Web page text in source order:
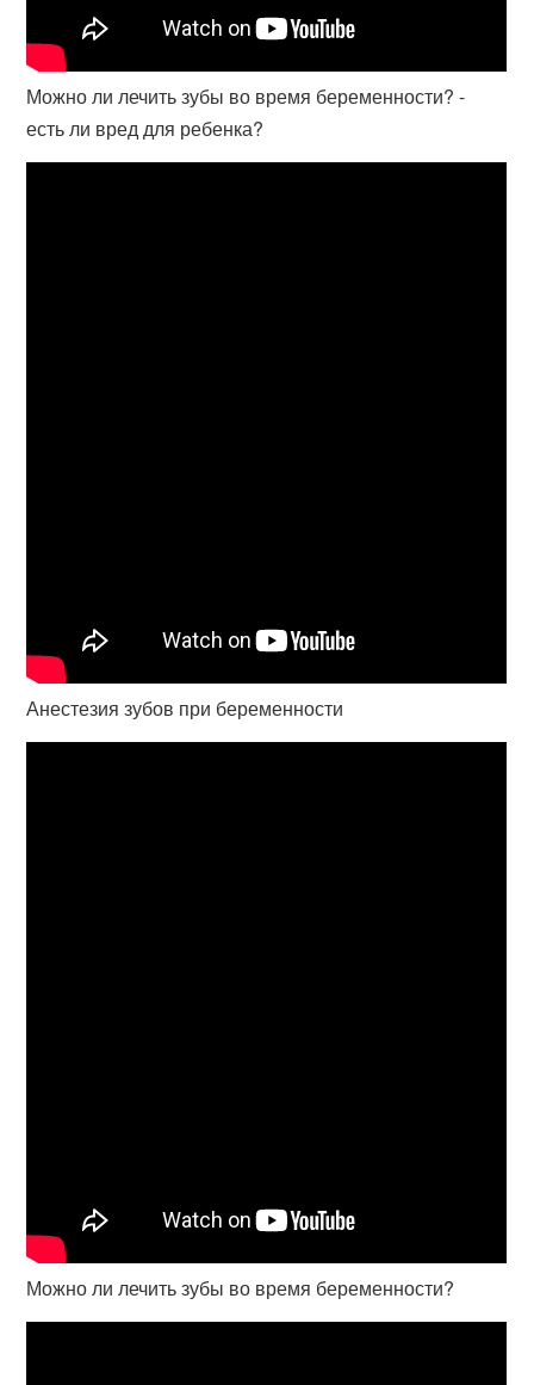
Можно ли лечить зубы во время беременности? -
есть ли вред для ребенка?
Анестезия зубов при беременности
Можно ли лечить зубы во время беременности?